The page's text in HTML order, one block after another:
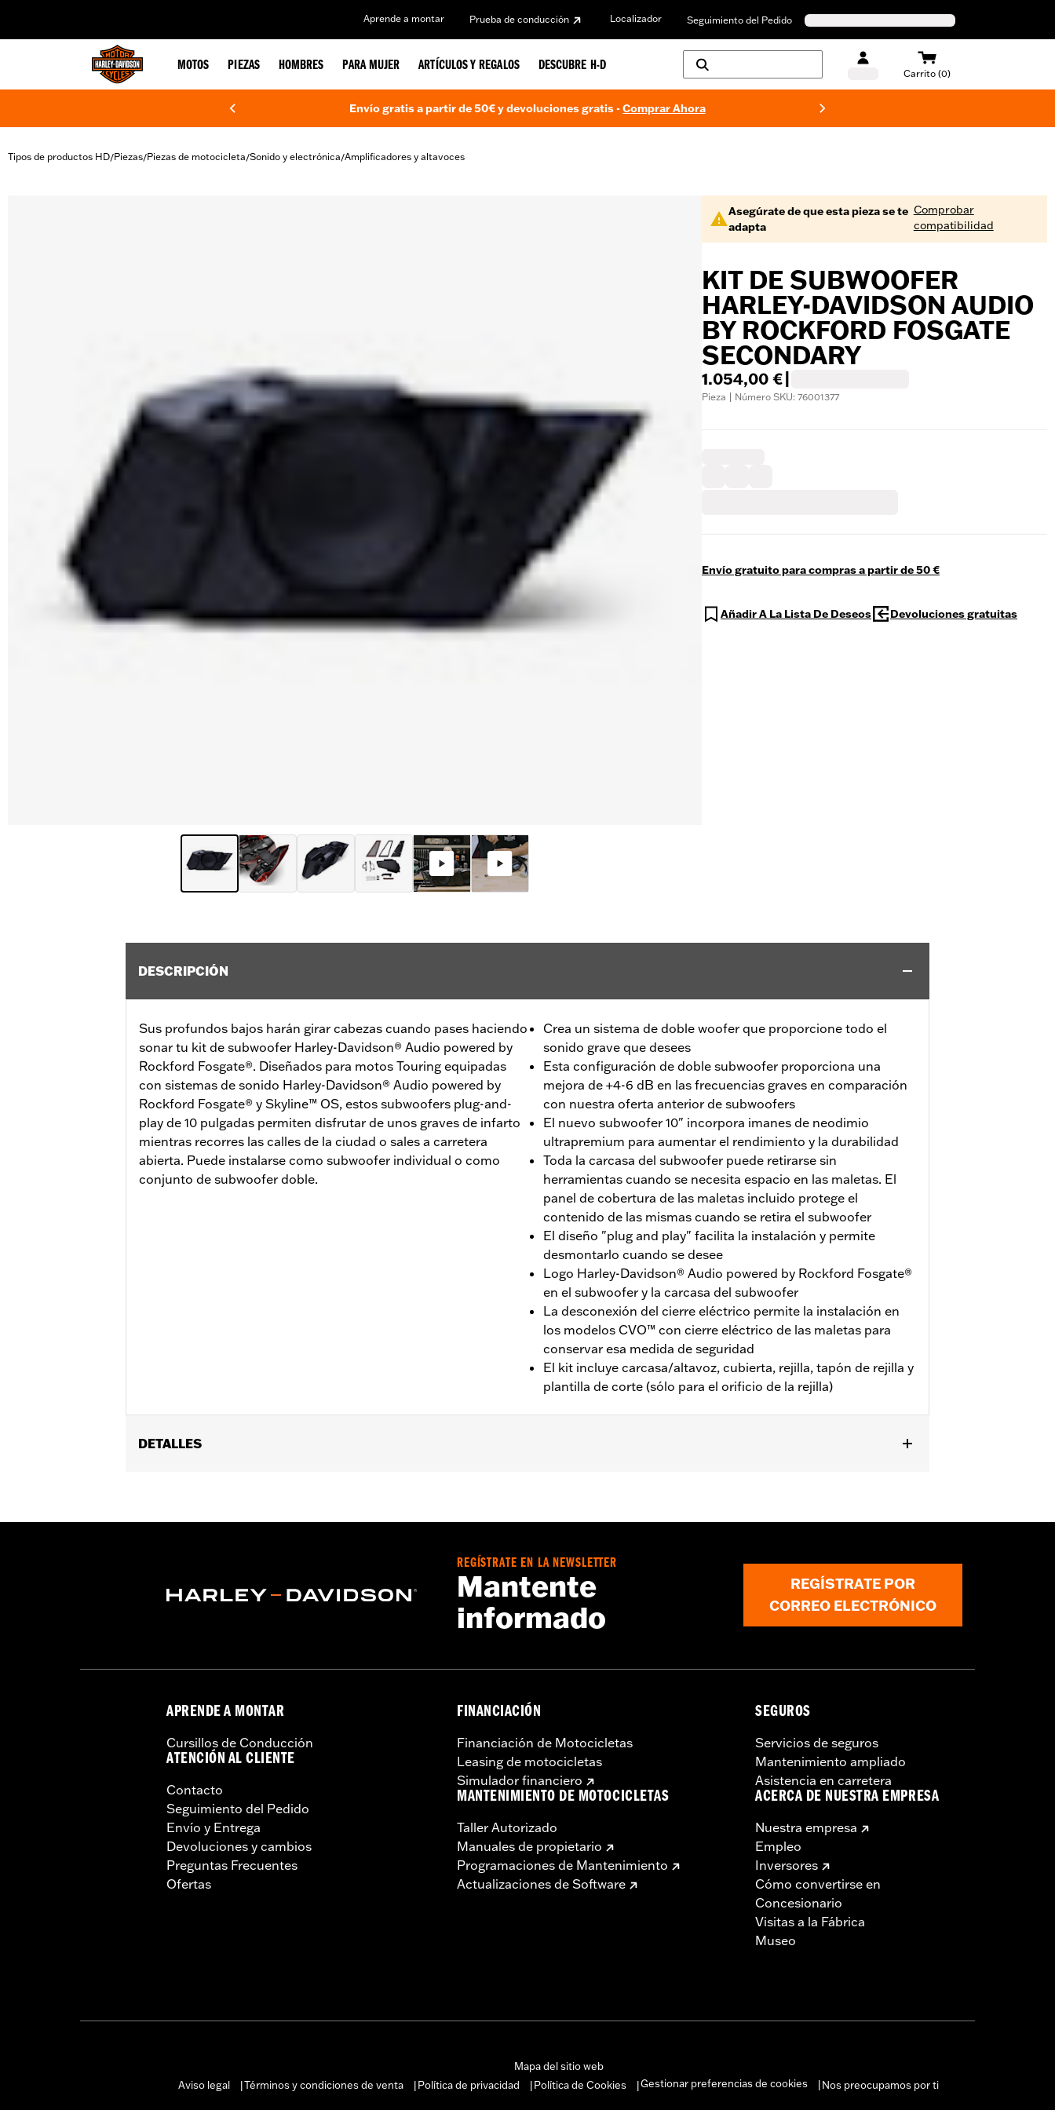
Aprende a montar Prueba de conducción Localizador Seguimiento del Pedido
MOTOS PIEZAS HOMBRES PARA MUJER ARTÍCULOS Y REGALOS DESCUBRE H-D
Carrito (0)
Envío gratis a partir de 50€ y devoluciones gratis -Comprar Ahora
Tipos de productos HD/Piezas/Piezas de motocicleta/Sonido y electrónica/Amplificadores y altavoces
Asegúrate de que esta pieza se te
adapta
Comprobar
compatibilidad
KIT DE SUBWOOFER
HARLEY-DAVIDSON AUDIO
BY ROCKFORD FOSGATE
SECONDARY
1.054,00 €
Pieza | Número SKU: 76001377
Envío gratuito para compras a partir de 50 €
Añadir A La Lista De Deseos Devoluciones gratuitas
DESCRIPCIÓN
Sus profundos bajos harán girar cabezas cuando pases haciendo
sonar tu kit de subwoofer Harley-Davidson® Audio powered by
Rockford Fosgate®. Diseñados para motos Touring equipadas
con sistemas de sonido Harley-Davidson® Audio powered by
Rockford Fosgate® y Skyline™ OS, estos subwoofers plug-and-
play de 10 pulgadas permiten disfrutar de unos graves de infarto
mientras recorres las calles de la ciudad o sales a carretera
abierta. Puede instalarse como subwoofer individual o como
conjunto de subwoofer doble.
Crea un sistema de doble woofer que proporcione todo el
sonido grave que desees
Esta configuración de doble subwoofer proporciona una
mejora de +4-6 dB en las frecuencias graves en comparación
con nuestra oferta anterior de subwoofers
El nuevo subwoofer 10" incorpora imanes de neodimio
ultrapremium para aumentar el rendimiento y la durabilidad
Toda la carcasa del subwoofer puede retirarse sin
herramientas cuando se necesita espacio en las maletas. El
panel de cobertura de las maletas incluido protege el
contenido de las mismas cuando se retira el subwoofer
El diseño "plug and play" facilita la instalación y permite
desmontarlo cuando se desee
Logo Harley-Davidson® Audio powered by Rockford Fosgate®
en el subwoofer y la carcasa del subwoofer
La desconexión del cierre eléctrico permite la instalación en
los modelos CVO™ con cierre eléctrico de las maletas para
conservar esa medida de seguridad
El kit incluye carcasa/altavoz, cubierta, rejilla, tapón de rejilla y
plantilla de corte (sólo para el orificio de la rejilla)
DETALLES
Fosgate®. Requiere la compra por separado del amplificador secundario N/P 76001444 y del kit de instalación del amplificador
Para la activación se requiere la versión de software 4125 y posteriores de IFCU y la versión de software 1540 y posteriores de Amp.
Subwoofer Fitment Guide
REGÍSTRATE EN LA NEWSLETTER
Mantente
informado
REGÍSTRATE POR
CORREO ELECTRÓNICO
APRENDE A MONTAR
Cursillos de Conducción
ATENCIÓN AL CLIENTE
Contacto
Seguimiento del Pedido
Envío y Entrega
Devoluciones y cambios
Preguntas Frecuentes
Ofertas
FINANCIACIÓN
Financiación de Motocicletas
Leasing de motocicletas
Simulador financiero
MANTENIMIENTO DE MOTOCICLETAS
Taller Autorizado
Manuales de propietario
Programaciones de Mantenimiento
Actualizaciones de Software
SEGUROS
Servicios de seguros
Mantenimiento ampliado
Asistencia en carretera
ACERCA DE NUESTRA EMPRESA
Nuestra empresa
Empleo
Inversores
Cómo convertirse en
Concesionario
Visitas a la Fábrica
Museo
Mapa del sitio web
Aviso legal
Términos y condiciones de venta Política de privacidad Política de Cookies Gestionar preferencias de cookies Nos preocupamos por ti